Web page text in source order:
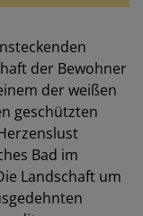
der Bewohner
der weißen
geschützten
Bad im
Landschaft um